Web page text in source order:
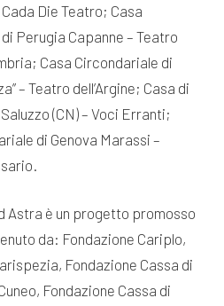
Die Teatro; Casa
Perugia Capanne – Teatro
Casa Circondariale di
– Teatro dell’Argine; Casa di
(CN) – Voci Erranti;
di Genova Marassi –
Astra è un progetto promosso
da: Fondazione Cariplo,
Fondazione Cassa di
Fondazione Cassa di